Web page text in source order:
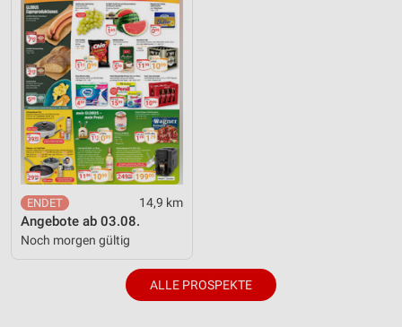
14,9 km
Angebote ab 03.08.
Noch morgen gültig
ALLE PROSPEKTE